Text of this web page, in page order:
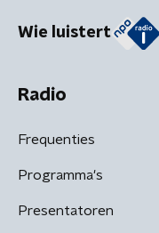
Wie luistert
Radio
Frequenties
Programma's
Presentatoren